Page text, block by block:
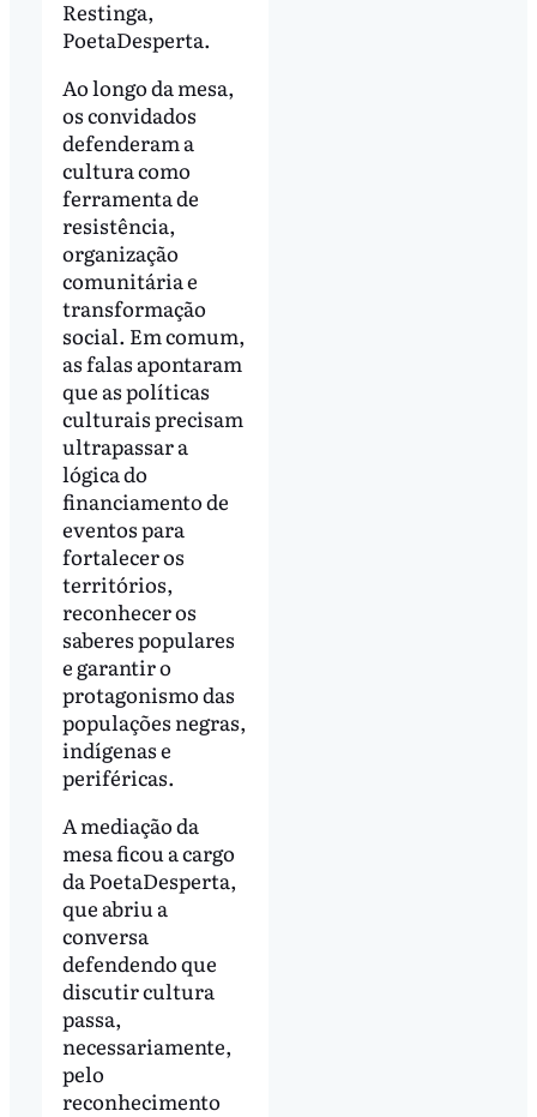
Restinga,
PoetaDesperta.
Ao longo da mesa,
os convidados
defenderam a
cultura como
ferramenta de
resistência,
organização
comunitária e
transformação
social. Em comum,
as falas apontaram
que as políticas
culturais precisam
ultrapassar a
lógica do
financiamento de
eventos para
fortalecer os
territórios,
reconhecer os
saberes populares
e garantir o
protagonismo das
populações negras,
indígenas e
periféricas.
A mediação da
mesa ficou a cargo
da PoetaDesperta,
que abriu a
conversa
defendendo que
discutir cultura
passa,
necessariamente,
pelo
reconhecimento